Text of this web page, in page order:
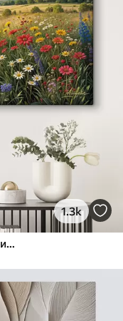
1.3k
Пишна сільська місцевість із яскравим лугом диких квітів, наповненим різнокольоровими квітами під хмарним небом